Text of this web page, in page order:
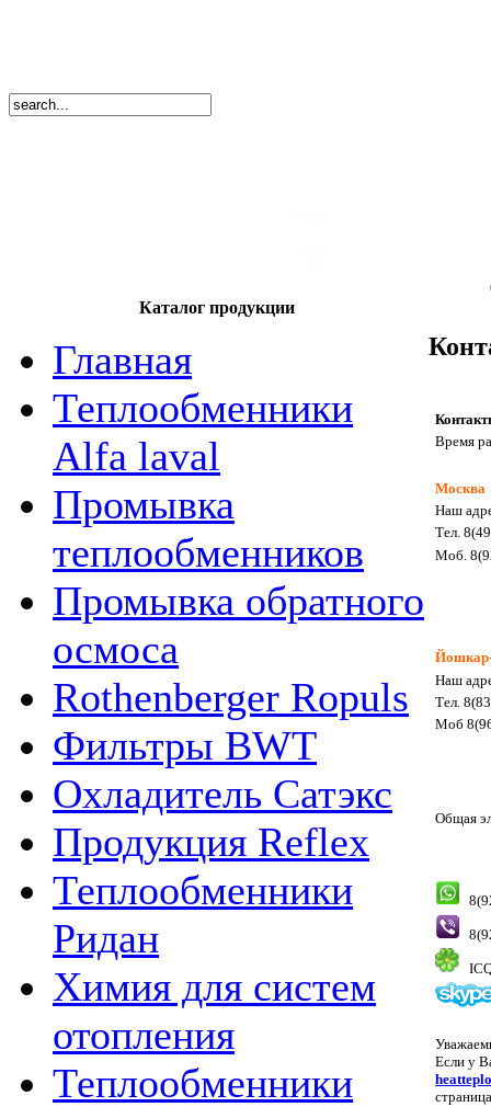
Каталог продукции
Главная
Теплообменники
Alfa laval
Промывка
теплообменников
Промывка обратного
осмоса
Rothenberger Ropuls
Фильтры BWT
Охладитель Сатэкс
Продукция Reflex
Теплообменники
Ридан
Химия для систем
отопления
Теплообменники
Время
Москва
Наш
Тел.
Моб.
Наш
Тел.
Моб
Общая
Если у